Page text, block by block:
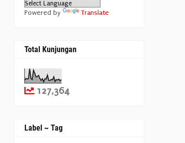
Powered by Translate
Total Kunjungan
127,364
Label ~ Tag